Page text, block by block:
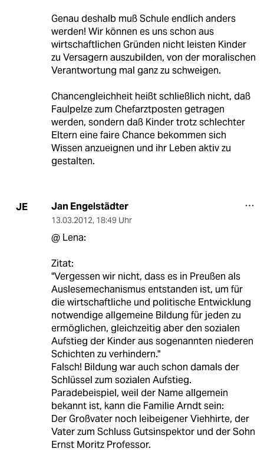
Genau deshalb muß Schule endlich anders
werden! Wir können es uns schon aus
wirtschaftlichen Gründen nicht leisten Kinder
zu Versagern auszubilden, von der moralischen
Verantwortung mal ganz zu schweigen.
Chancengleichheit heißt schließlich nicht, daß
Faulpelze zum Chefarztposten getragen
werden, sondern daß Kinder trotz schlechter
Eltern eine faire Chance bekommen sich
Wissen anzueignen und ihr Leben aktiv zu
gestalten.
JE Jan Engelstädter
13.03.2012, 18:49 Uhr
@ Lena:
Zitat:
"Vergessen wir nicht, dass es in Preußen als
Auslesemechanismus entstanden ist, um für
die wirtschaftliche und politische Entwicklung
notwendige allgemeine Bildung für jeden zu
ermöglichen, gleichzeitig aber den sozialen
Aufstieg der Kinder aus sogenannten niederen
Schichten zu verhindern."
Falsch! Bildung war auch schon damals der
Schlüssel zum sozialen Aufstieg.
Paradebeispiel, weil der Name allgemein
bekannt ist, kann die Familie Arndt sein:
Der Großvater noch leibeigener Viehhirte, der
Vater zum Schluss Gutsinspektor und der Sohn
Ernst Moritz Professor.